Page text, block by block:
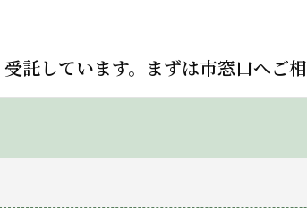
託しています。まずは市窓口へご相